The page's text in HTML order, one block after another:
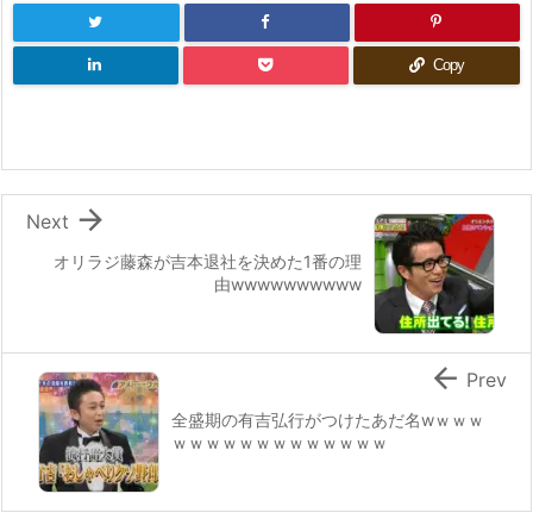
Copy
オリラジ藤森が吉本退社を決めた1番の理
由wwwwwwwwww

Next
全盛期の有吉弘行がつけたあだ名wｗｗｗ
ｗｗｗｗｗｗｗｗｗｗｗｗｗ
 Prev